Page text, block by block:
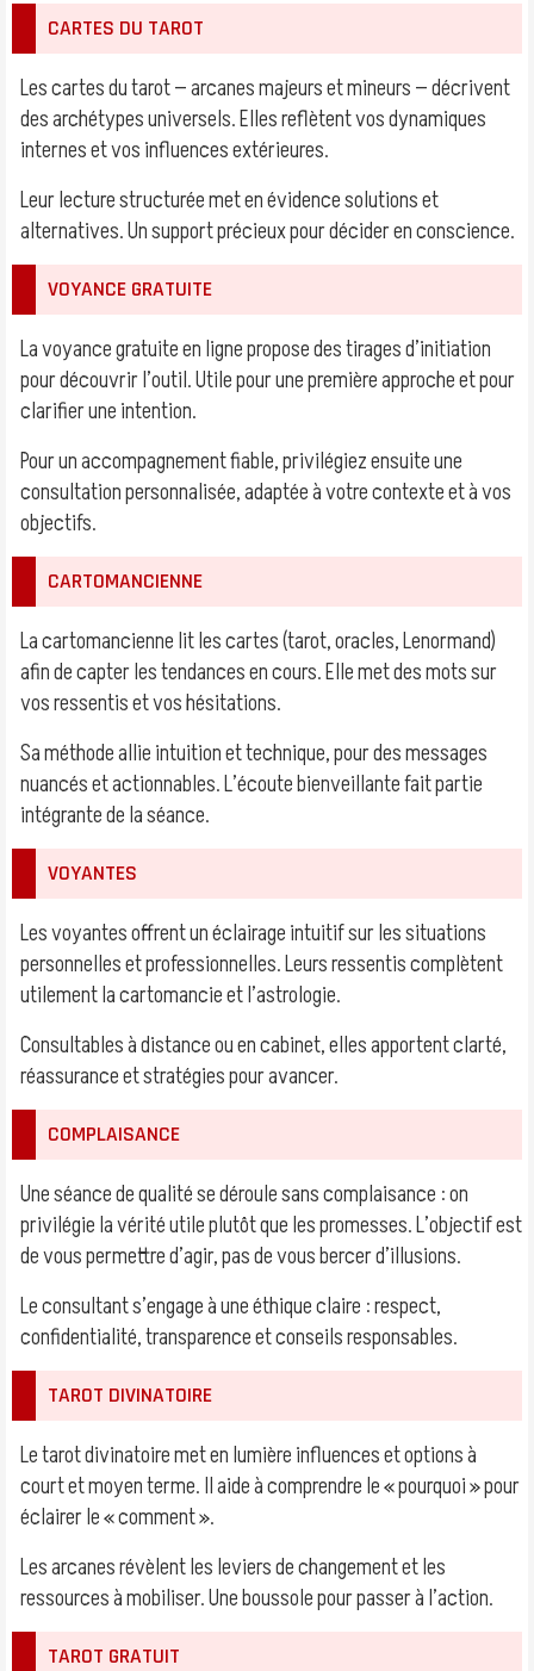
CARTES DU TAROT
Les cartes du tarot — arcanes majeurs et mineurs — décrivent
des archétypes universels. Elles reflètent vos dynamiques
internes et vos influences extérieures.
Leur lecture structurée met en évidence solutions et
alternatives. Un support précieux pour décider en conscience.
VOYANCE GRATUITE
La voyance gratuite en ligne propose des tirages d’initiation
pour découvrir l’outil. Utile pour une première approche et pour
clarifier une intention.
Pour un accompagnement fiable, privilégiez ensuite une
consultation personnalisée, adaptée à votre contexte et à vos
objectifs.
CARTOMANCIENNE
La cartomancienne lit les cartes (tarot, oracles, Lenormand)
afin de capter les tendances en cours. Elle met des mots sur
vos ressentis et vos hésitations.
Sa méthode allie intuition et technique, pour des messages
nuancés et actionnables. L’écoute bienveillante fait partie
intégrante de la séance.
VOYANTES
Les voyantes offrent un éclairage intuitif sur les situations
personnelles et professionnelles. Leurs ressentis complètent
utilement la cartomancie et l’astrologie.
Consultables à distance ou en cabinet, elles apportent clarté,
réassurance et stratégies pour avancer.
COMPLAISANCE
Une séance de qualité se déroule sans complaisance : on
privilégie la vérité utile plutôt que les promesses. L’objectif est
de vous permettre d’agir, pas de vous bercer d’illusions.
Le consultant s’engage à une éthique claire : respect,
confidentialité, transparence et conseils responsables.
TAROT DIVINATOIRE
Le tarot divinatoire met en lumière influences et options à
court et moyen terme. Il aide à comprendre le « pourquoi » pour
éclairer le « comment ».
Les arcanes révèlent les leviers de changement et les
ressources à mobiliser. Une boussole pour passer à l’action.
TAROT GRATUIT